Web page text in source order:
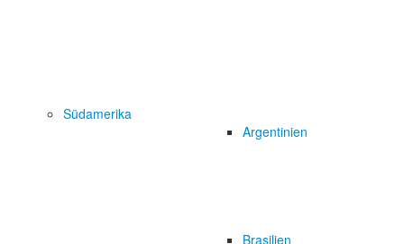
Südamerika
Argentinien
Brasilien